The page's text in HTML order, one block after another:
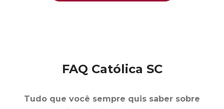
FAQ Católica SC
Tudo que você sempre quis saber sobre